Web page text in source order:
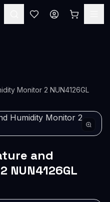
Monitor 2 NUN4126GL
and